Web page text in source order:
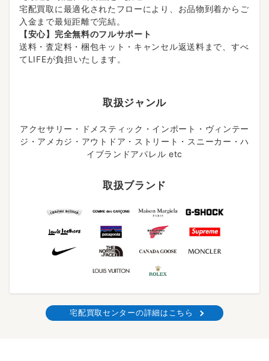
宅配買取に最適化されたフローにより、お品物到着からご
入金まで最短距離で完結。
【安心】完全無料のフルサポート
送料・査定料・梱包キット・キャンセル返送料まで、すべ
てLIFEが負担いたします。
取扱ジャンル
アクセサリー・ドメスティック・インポート・ヴィンテー
ジ・アメカジ・アウトドア・ストリート・スニーカー・ハ
イブランドアパレル etc
取扱ブランド
宅配買取センターの詳細はこちら